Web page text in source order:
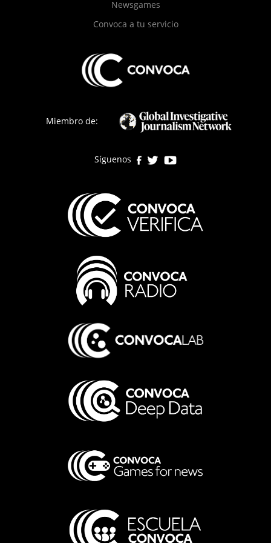
Newsgames
Convoca a tu servicio
Miembro de:
Síguenos